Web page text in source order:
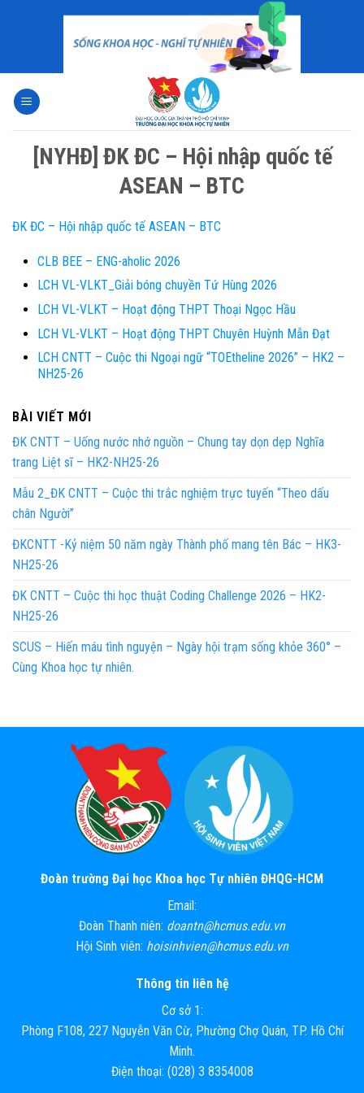
[NYHĐ] ĐK ĐC – Hội nhập quốc tế
ASEAN – BTC
ĐK ĐC – Hội nhập quốc tế ASEAN – BTC
CLB BEE – ENG-aholic 2026
LCH VL-VLKT_Giải bóng chuyền Tứ Hùng 2026
LCH VL-VLKT – Hoạt động THPT Thoại Ngọc Hầu
LCH VL-VLKT – Hoạt động THPT Chuyên Huỳnh Mẫn Đạt
LCH CNTT – Cuộc thi Ngoại ngữ “TOEtheline 2026” – HK2 –
NH25-26
BÀI VIẾT MỚI
ĐK CNTT – Uống nước nhớ nguồn – Chung tay dọn dẹp Nghĩa
trang Liệt sĩ – HK2-NH25-26
Mẫu 2_ĐK CNTT – Cuộc thi trắc nghiệm trực tuyến “Theo dấu
chân Người”
ĐKCNTT -Kỷ niệm 50 năm ngày Thành phố mang tên Bác – HK3-
NH25-26
ĐK CNTT – Cuộc thi học thuật Coding Challenge 2026 – HK2-
NH25-26
SCUS – Hiến máu tình nguyện – Ngày hội trạm sống khỏe 360° –
Cùng Khoa học tự nhiên.
Đoàn trường Đại học Khoa học Tự nhiên ĐHQG-HCM
Email:
Đoàn Thanh niên: doantn@hcmus.edu.vn
Hội Sinh viên: hoisinhvien@hcmus.edu.vn
Thông tin liên hệ
Cơ sở 1:
Phòng F108, 227 Nguyễn Văn Cừ, Phường Chợ Quán, TP. Hồ Chí
Minh.
Điện thoại: (028) 3 8354008